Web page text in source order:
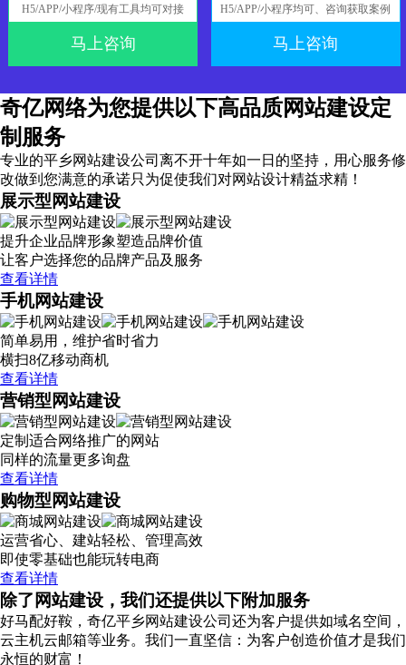
H5/APP/小程序/现有工具均可对接
马上咨询
H5/APP/小程序均可、咨询获取案例
马上咨询
奇亿网络为您提供以下高品质网站建设定
制服务
专业的平乡网站建设公司离不开十年如一日的坚持， 用心服务修
改做到您满意的承诺只为促使我们对网站设计精益求精！
展示型网站建设
提升企业品牌形象塑造品牌价值
让客户选择您的品牌产品及服务
查看详情
手机网站建设
简单易用，维护省时省力
横扫8亿移动商机
查看详情
营销型网站建设
定制适合网络推广的网站
同样的流量更多询盘
查看详情
购物型网站建设
运营省心、建站轻松、管理高效
即使零基础也能玩转电商
查看详情
除了网站建设，我们还提供以下附加服务
好马配好鞍，奇亿平乡网站建设公司还为客户提供如域名空间，
云主机云邮箱等业务。我们一直坚信：为客户创造价值才是我们
永恒的财富！